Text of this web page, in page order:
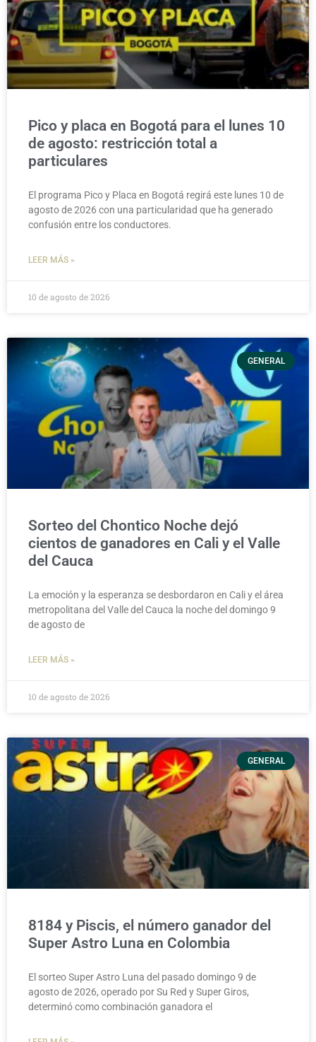
Pico y placa en Bogotá para el lunes 10
de agosto: restricción total a
particulares
El programa Pico y Placa en Bogotá regirá este lunes 10 de
agosto de 2026 con una particularidad que ha generado
confusión entre los conductores.
LEER MÁS »
10 de agosto de 2026
GENERAL
Sorteo del Chontico Noche dejó
cientos de ganadores en Cali y el Valle
del Cauca
La emoción y la esperanza se desbordaron en Cali y el área
metropolitana del Valle del Cauca la noche del domingo 9
de agosto de
LEER MÁS »
10 de agosto de 2026
GENERAL
8184 y Piscis, el número ganador del
Super Astro Luna en Colombia
El sorteo Super Astro Luna del pasado domingo 9 de
agosto de 2026, operado por Su Red y Super Giros,
determinó como combinación ganadora el